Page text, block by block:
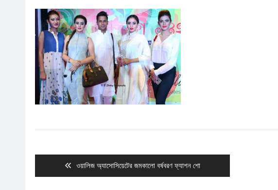
Previous
post:
ওয়ালিজ অ্যাসোসিয়েটের জমকালো বর্ষবরণ ফ্যাশন শো